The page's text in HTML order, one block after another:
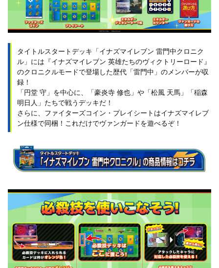
タイトルスタートデッキ「イナズマイレブン 雷門中クロニク
ル」には『イナズマイレブン 英雄たちのヴィクトリーロード』
のクロニクルモードで登場した歴代「雷門中」のメンバーが収
録！
「円堂 守」を中心に、「豪炎寺 修也」や「松風 天馬」「稲森
明日人」たちで戦うデッキだ！
さらに、ファイターズコイン・プレイシートはイナズマイレブ
ン仕様で同梱！これだけでヴァンガードを遊べるぞ！